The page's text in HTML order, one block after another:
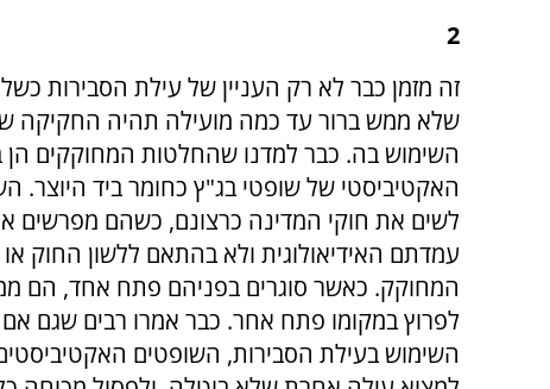
2
זה מזמן כבר לא רק העניין של עילת הסבירות
שלא ממש ברור עד כמה מועילה תהיה החקיקה
השימוש בה. כבר למדנו שהחלטות המחוקקים הן
האקטיביסטי של שופטי בג"ץ כחומר ביד היוצר.
לשים את חוקי המדינה כרצונם, כשהם מפרשים
עמדתם האידיאולוגית ולא בהתאם ללשון החוק או
המחוקק. כאשר סוגרים בפניהם פתח אחד, הם
לפרוץ במקומו פתח אחר. כבר אמרו רבים שגם אם
השימוש בעילת הסבירות, השופטים